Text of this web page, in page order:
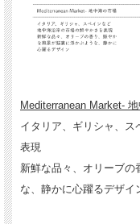
Mediterranean Market-
イタリア、ギリシャ、ス
表現
新鮮な品々、オリーブの
な、静かに心躍るデザイ